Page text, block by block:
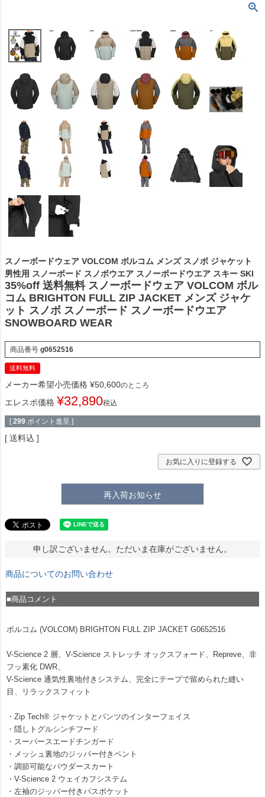
スノーボードウェア VOLCOM ボルコム メンズ スノボ ジャケット
男性用 スノーボード スノボウエア スノーボードウエア スキー SKI
35%off 送料無料 スノーボードウェア VOLCOM ボル
コム BRIGHTON FULL ZIP JACKET メンズ ジャケ
ット スノボ スノーボード スノーボードウエア
SNOWBOARD WEAR
商品番号 g0652516
送料無料
メーカー希望小売価格 ¥50,600のところ
エレスポ価格 ¥32,890税込
[ 299 ポイント進呈 ]
送料込
お気に入りに登録する
再入荷お知らせ
申し訳ございません。ただいま在庫がございません。
商品についてのお問い合わせ
■商品コメント
ボルコム (VOLCOM) BRIGHTON FULL ZIP JACKET G0652516
V-Science 2 層、V-Science ストレッチ オックスフォード、Repreve、非
フッ素化 DWR、
V-Science 通気性裏地付きシステム、完全にテープで留められた縫い
目、リラックスフィット
・Zip Tech® ジャケットとパンツのインターフェイス
・隠しトグルシンチフード
・スーパースエードチンガード
・メッシュ裏地のジッパー付きベント
・調節可能なパウダースカート
・V-Science 2 ウェイカフシステム
・左袖のジッパー付きパスポケット